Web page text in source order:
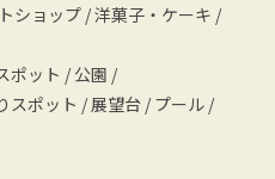
ショップ /洋菓子・ケーキ /
ポット / 公園 /
スポット / 展望台 / プール /